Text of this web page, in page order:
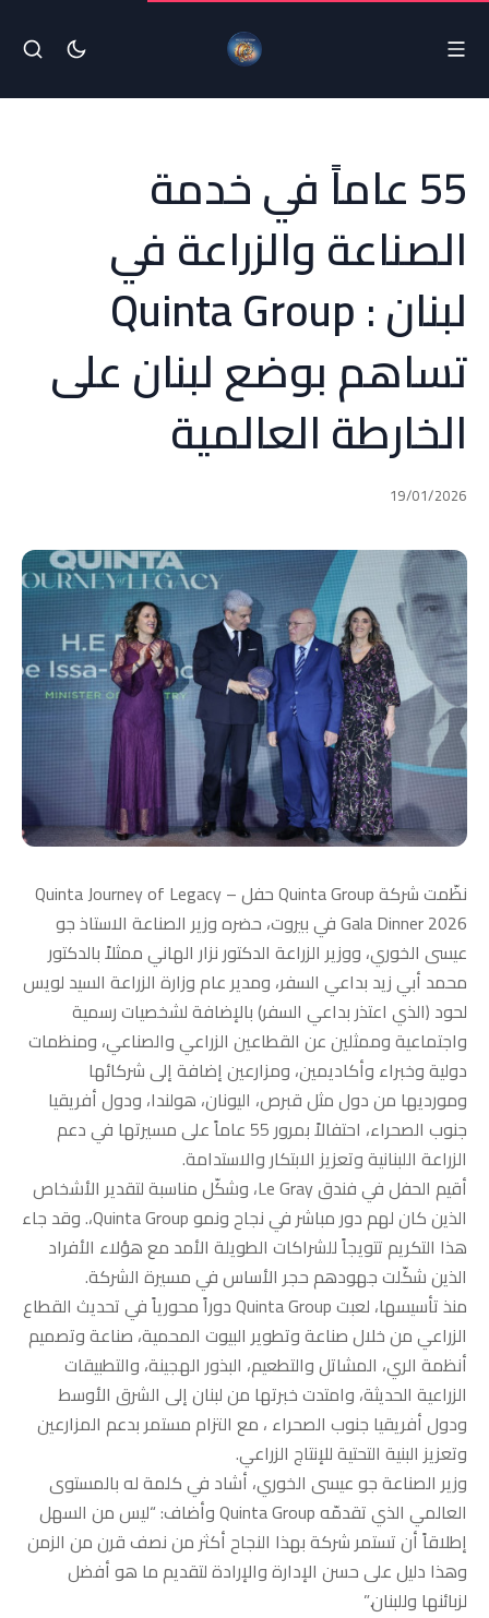
55 عاماً في خدمة
الصناعة والزراعة في
لبنان : Quinta Group
تساهم بوضع لبنان على
الخارطة العالمية
19/01/2026
نظّمت شركة Quinta Group حفل Quinta Journey of Legacy –
Gala Dinner 2026 في بيروت، حضره وزير الصناعة الاستاذ جو
عيسى الخوري، ووزير الزراعة الدكتور نزار الهاني ممثلاً بالدكتور
محمد أبي زيد بداعي السفر، ومدير عام وزارة الزراعة السيد لويس
لحود (الذي اعتذر بداعي السفر) بالإضافة لشخصيات رسمية
واجتماعية وممثلين عن القطاعين الزراعي والصناعي، ومنظمات
دولية وخبراء وأكاديمين، ومزارعين إضافة إلى شركائها
ومورديها من دول مثل قبرص، اليونان، هولندا، ودول أفريقيا
جنوب الصحراء، احتفالاً بمرور 55 عاماً على مسيرتها في دعم
الزراعة اللبنانية وتعزيز الابتكار والاستدامة.
أقيم الحفل في فندق Le Gray، وشكّل مناسبة لتقدير الأشخاص
الذين كان لهم دور مباشر في نجاح ونمو Quinta Group،. وقد جاء
هذا التكريم تتويجاً للشراكات الطويلة الأمد مع هؤلاء الأفراد
الذين شكّلت جهودهم حجر الأساس في مسيرة الشركة.
منذ تأسيسها، لعبت Quinta Group دوراً محورياً في تحديث القطاع
الزراعي من خلال صناعة وتطوير البيوت المحمية، صناعة وتصميم
أنظمة الري، المشاتل والتطعيم، البذور الهجينة، والتطبيقات
الزراعية الحديثة، وامتدت خبرتها من لبنان إلى الشرق الأوسط
ودول أفريقيا جنوب الصحراء ، مع التزام مستمر بدعم المزارعين
وتعزيز البنية التحتية للإنتاج الزراعي.
وزير الصناعة جو عيسى الخوري، أشاد في كلمة له بالمستوى
العالمي الذي تقدمّه Quinta Group وأضاف: “ليس من السهل
إطلاقاً أن تستمر شركة بهذا النجاح أكثر من نصف قرن من الزمن
وهذا دليل على حسن الإدارة والإرادة لتقديم ما هو أفضل
لزبائنها وللبنان.”